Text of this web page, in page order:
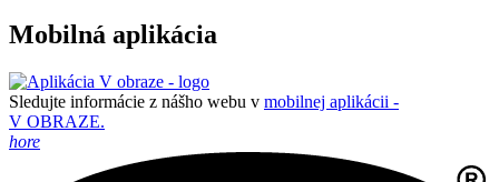
Mobilná aplikácia
Sledujte informácie z nášho webu v mobilnej aplikácii -
V OBRAZE.
hore